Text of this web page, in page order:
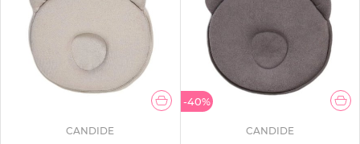
CANDIDE
-40%
CANDIDE